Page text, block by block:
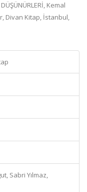
Kemal
Divan Kitap, İstanbul,
Sabri Yılmaz,